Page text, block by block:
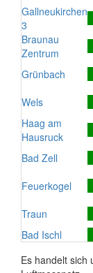
Gallneukirchen
3
Braunau
Zentrum
Grünbach
Wels
Haag am
Hausruck
Bad Zell
Feuerkogel
Traun
Bad Ischl
Es handelt sich